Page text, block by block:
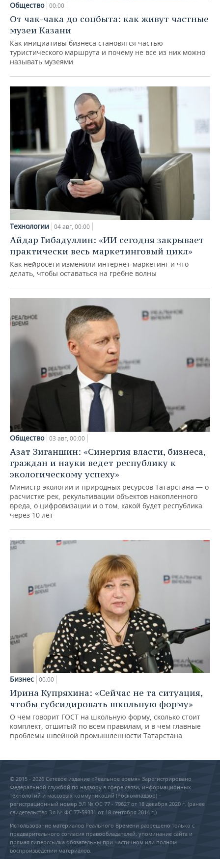
Общество 00:00
От чак-чака до соцбыта: как живут частные
музеи Казани
Как инициативы бизнеса становятся частью
туристического маршрута и почему не все из них можно
называть музеями
Технологии 04 авг, 00:00
Айдар Гибадуллин: «ИИ сегодня закрывает
практически весь маркетинговый цикл»
Как нейросети изменили интернет-маркетинг и что
делать, чтобы оставаться на гребне волны
Общество 03 авг, 00:00
Азат Зиганшин: «Синергия власти, бизнеса,
граждан и науки ведет республику к
экологическому успеху»
Министр экологии и природных ресурсов Татарстана — о
расчистке рек, рекультивации объектов накопленного
вреда, о цифровизации и о том, какой будет республика
через 10 лет
Бизнес 00:00
Ирина Купряхина: «Сейчас не та ситуация,
чтобы субсидировать школьную форму»
О чем говорит ГОСТ на школьную форму, сколько стоит
комплект, отшитый по всем правилам, и в чем главные
проблемы швейной промышленности Татарстана
© 2015 - 2026 Сетевое издание «Реальное время» Зарегистрировано
Федеральной службой по надзору в сфере связи, информационных
технологий и массовых коммуникаций (Роскомнадзор) –
регистрационный номер ЭЛ № ФС 77 - 79627 от 18 декабря 2020 г. (ранее
свидетельство Эл № ФС 77-59331 от 18 сентября 2014 г.)
Использование материалов Реального Времени разрешено только с
предварительного согласия правообладателей, упоминание сайта и
прямая гиперссылка обязательны при частичном или полном
воспроизведении материалов.